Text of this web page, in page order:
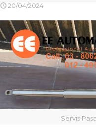
20/04/2024
Servis